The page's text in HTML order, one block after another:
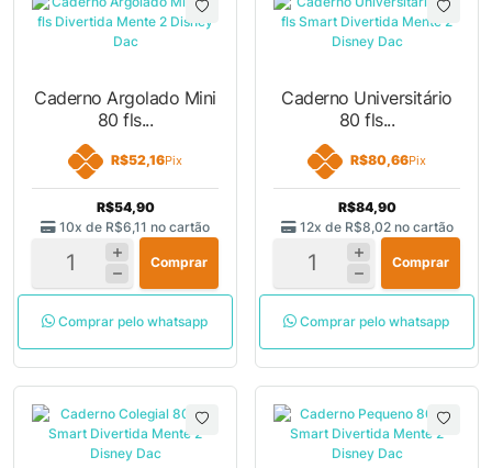
Caderno Argolado Mini
80 fls...
R$52,16Pix
R$54,90
10x de R$6,11 no cartão
Comprar
Comprar pelo whatsapp
Caderno Universitário
80 fls...
R$80,66Pix
R$84,90
12x de R$8,02 no cartão
Comprar
Comprar pelo whatsapp